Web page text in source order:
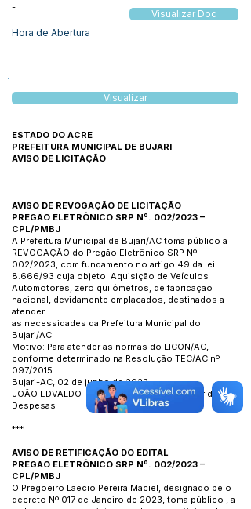
-
Hora de Abertura
-
Visualizar Doc
Visualizar
ESTADO DO ACRE
PREFEITURA MUNICIPAL DE BUJARI
AVISO DE LICITAÇÃO
AVISO DE REVOGAÇÃO DE LICITAÇÃO
PREGÃO ELETRÔNICO SRP Nº. 002/2023 –
CPL/PMBJ
A Prefeitura Municipal de Bujari/AC toma público a
REVOGAÇÃO do Pregão Eletrônico SRP Nº
002/2023, com fundamento no artigo 49 da lei
8.666/93 cuja objeto: Aquisição de Veículos
Automotores, zero quilômetros, de fabricação
nacional, devidamente emplacados, destinados a
atender
as necessidades da Prefeitura Municipal do
Bujari/AC.
Motivo: Para atender as normas do LICON/AC,
conforme determinado na Resolução TEC/AC nº
097/2015.
Bujari-AC, 02 de junho de 2023.
JOÃO EDVALDO TELES DE LIMA – Ordenador de
Despesas
***
AVISO DE RETIFICAÇÃO DO EDITAL
PREGÃO ELETRÔNICO SRP Nº. 002/2023 –
CPL/PMBJ
O Pregoeiro Laecio Pereira Maciel, designado pelo
decreto Nº 017 de Janeiro de 2023, toma público , a